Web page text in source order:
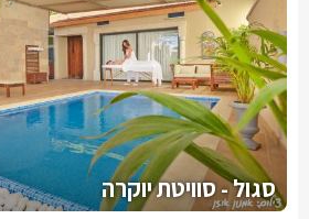
סגול - סוויטת יוקרה